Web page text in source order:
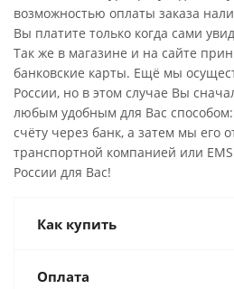
возможностью оплаты заказа
Вы платите только когда сами
Так же в магазине и на сайте
банковские карты. Ещё мы
России, но в этом случае Вы
любым удобным для Вас способом:
счёту через банк, а затем мы его
транспортной компанией или
России для Вас!
Как купить
Оплата